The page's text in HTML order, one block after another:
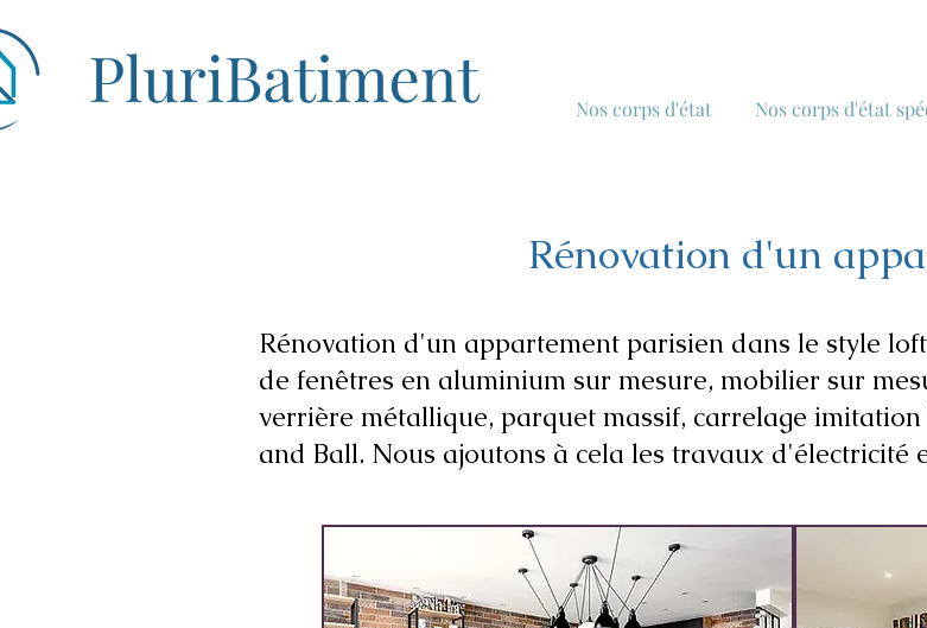
Nos corps d'état Nos corps d'état
Rénovation d'un
Rénovation d'un appartement parisien dans le style
de fenêtres en aluminium sur mesure, mobilier sur
verrière métallique, parquet massif, carrelage
and Ball. Nous ajoutons à cela les travaux d'électricité